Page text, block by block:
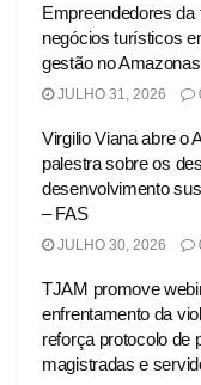
Empreendedores da
negócios turísticos
gestão no
JULHO 31, 2026
Virgilio Viana abre o
palestra sobre os
desenvolvimento
– FAS
JULHO 30, 2026
TJAM promove
enfrentamento da
reforça protocolo de
magistradas e